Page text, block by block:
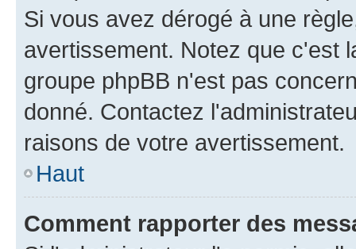
Si vous avez dérogé à une
avertissement. Notez que c'est
groupe phpBB n'est pas
donné. Contactez
raisons de votre avertissement.
Haut
Comment rapporter des